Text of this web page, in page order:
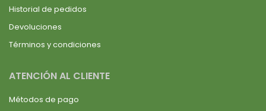
Historial de pedidos
Devoluciones
Términos y condiciones
ATENCIÓN AL CLIENTE
Métodos de pago